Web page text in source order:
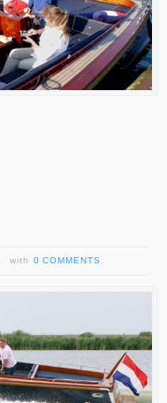
with0 COMMENTS